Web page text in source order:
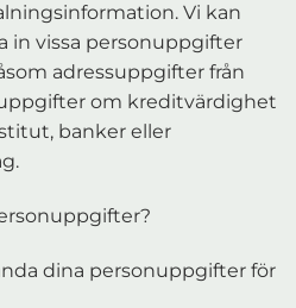
Vi kan
in vissa personuppgifter
adressuppgifter från
om kreditvärdighet
banker eller
dina personuppgifter för